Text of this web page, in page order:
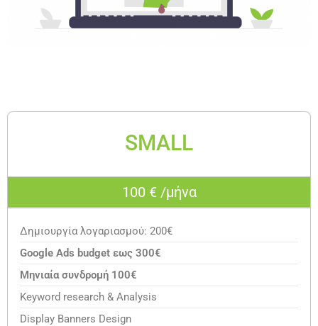
SMALL
100 € /μήνα
Δημιουργία λογαριασμού: 200€
Google Ads budget εως 300€
Μηνιαία συνδρομή 100€
Keyword research & Analysis
Display Banners Design